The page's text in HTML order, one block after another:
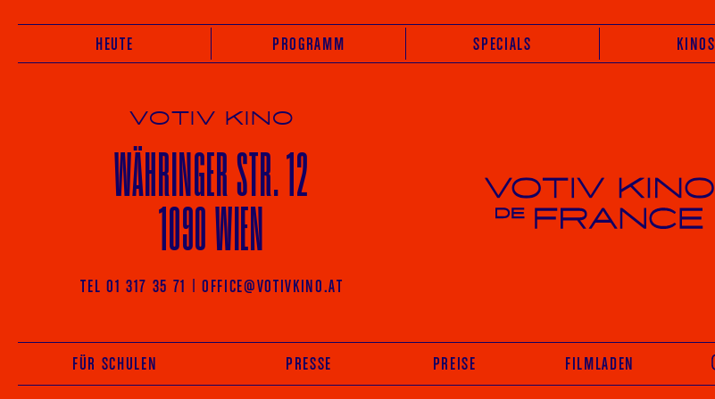
HEUTE PROGRAMM SPECIALS KINOS
VOTIV KINO
WÄHRINGERSTR. 12
1090 WIEN
TEL 01 317 35 71 | OFFICE@VOTIVKINO.AT
Votiv Kino und Kino De France in Wien
FÜR SCHULEN PRESSE PREISE FILMLADEN